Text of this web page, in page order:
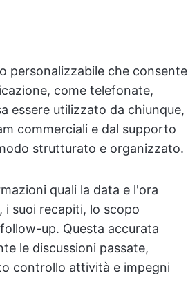
personalizzabile che consente
come telefonate,
essere utilizzato da chiunque,
commerciali e dal supporto
strutturato e organizzato.
quali la data e l'ora
suoi recapiti, lo scopo
up. Questa accurata
le discussioni passate,
controllo attività e impegni